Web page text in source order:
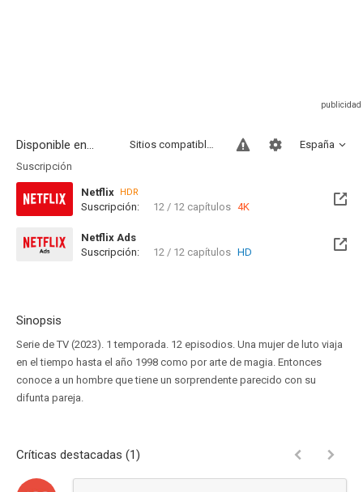
Disponible en... España
Sitios compatibles
Suscripción
Netflix HDR
Suscripción: 12 / 12 capítulos 4K
Netflix Ads
Suscripción:
12 / 12 capítulos HD
Sinopsis
Serie de TV (2023). 1 temporada. 12 episodios. Una mujer de luto viaja
en el tiempo hasta el año 1998 como por arte de magia. Entonces
conoce a un hombre que tiene un sorprendente parecido con su
difunta pareja.
Críticas destacadas (1)